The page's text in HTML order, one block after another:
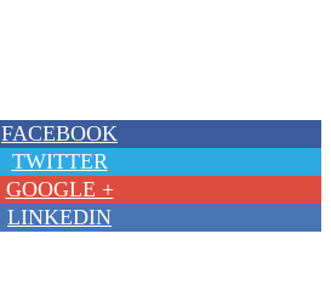
FACEBOOK
TWITTER
GOOGLE +
LINKEDIN